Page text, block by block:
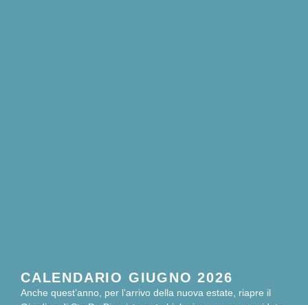
CALENDARIO GIUGNO 2026
Anche quest’anno, per l’arrivo della nuova estate, riapre il